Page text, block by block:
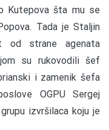
Kutepova šta mu se
Tada je Staljin
od strane agenata
su rukovodili šef
i zamenik šefa
OGPU Sergej
izvršilaca koju je